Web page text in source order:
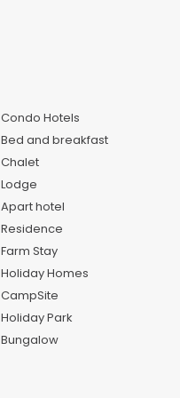
Condo Hotels
Bed and breakfast
Chalet
Lodge
Apart hotel
Residence
Farm Stay
Holiday Homes
CampSite
Holiday Park
Bungalow